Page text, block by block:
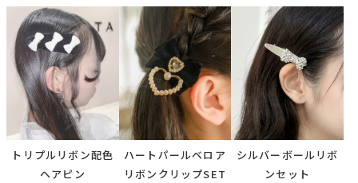
トリプルリボン配色
ヘアピン
ハートパールベロア
リボンクリップSET
シルバーボールリボ
ンセット